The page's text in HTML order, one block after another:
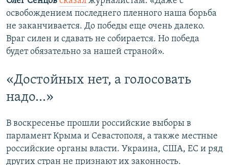
ы
д
у
щ
л
й
д
у
ю
щ
и
а
д
освобождением последнего пленного наша борьба
не заканчивается. До победы еще очень далеко.
Враг силен и сдавать не собирается. Но победа
будет обязательно за нашей страной».
«Достойных нет, а голосовать
надо…»
В воскресенье прошли российские выборы в
парламент Крыма и Севастополя, а также местные
российские органы власти. Украина, США, ЕС и ряд
других стран не признают их законность.